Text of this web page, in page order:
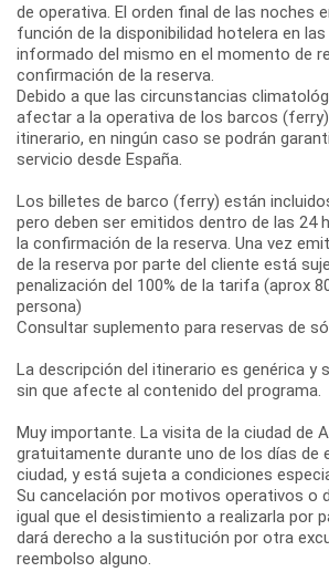
de operativa. El orden final de las noches
función de la disponibilidad hotelera en las
informado del mismo en el momento de
confirmación de la reserva.
Debido a que las circunstancias
afectar a la operativa de los barcos
itinerario, en ningún caso se podrán
servicio desde España.
Los billetes de barco (ferry) están
pero deben ser emitidos dentro de las 24
la confirmación de la reserva. Una vez
de la reserva por parte del cliente está
penalización del 100% de la tarifa (aprox
persona)
Consultar suplemento para reservas de
La descripción del itinerario es genérica y
sin que afecte al contenido del programa.
Muy importante. La visita de la ciudad de
gratuitamente durante uno de los días de
ciudad, y está sujeta a condiciones
Su cancelación por motivos operativos o
igual que el desistimiento a realizarla por
dará derecho a la sustitución por otra
reembolso alguno.